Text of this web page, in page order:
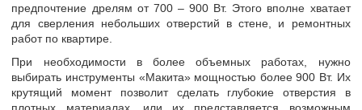
предпочтение дрелям от 700 – 900 Вт. Этого вполне хватает
для сверления небольших отверстий в стене, и ремонтных
работ по квартире.
При необходимости в более объемных работах, нужно
выбирать инструменты «Макита» мощностью более 900 Вт. Их
крутящий момент позволит сделать глубокие отверстия в